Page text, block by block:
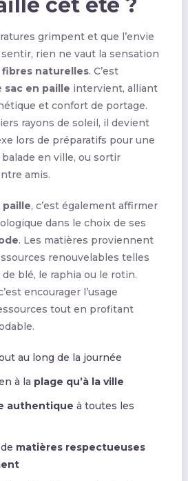
grimpent et que l’envie
rien ne vaut la sensation
fibres naturelles. C’est
sac en paille intervient, alliant
et confort de portage.
rayons de soleil, il devient
lors de préparatifs pour une
en ville, ou sortir
amis.
paille, c’est également affirmer
dans le choix de ses
. Les matières proviennent
renouvelables telles
de blé, le raphia ou le rotin.
encourager l’usage
tout en profitant
au long de la journée
à la plage qu’à la ville
authentique à toutes les
matières respectueuses